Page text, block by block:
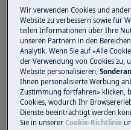
Die Anzeige A
Dabei wird nach
von der
eingestellte
zurückgeschaltet.
Wir verwenden Cookies und
Website zu verbessern sowie für
teilen Informationen über Ihre
unseren Partnern in den
Analytik. Wenn Sie auf «Alle
der Verwendung von Cookies zu,
Website personalisieren,
Ihnen personalisierte Werbung
Zustimmung fortfahren» klicken,
Cookies, wodurch Ihr
Dienste beeinträchtigt werden
Sie in unsererCookie-Richtlinie